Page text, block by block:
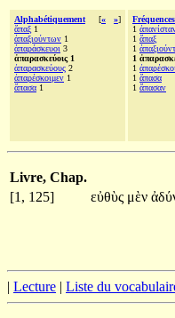
Alphabétiquement [« »]
ἅπαξ 1
ἀπαξιούντων 1
ἀπαράσκευοι 3
ἀπαρασκεύοις 1
ἀπαρασκεύους 2
ἀπαρέσκοιμεν 1
ἅπασα 1
Fréquences
1
1 ἅπαξ
1
1
1
1 ἅπασα
1 ἅπασαν
Livre, Chap.
[1, 125]
εὐθὺς μὲν
| Lecture | Liste du